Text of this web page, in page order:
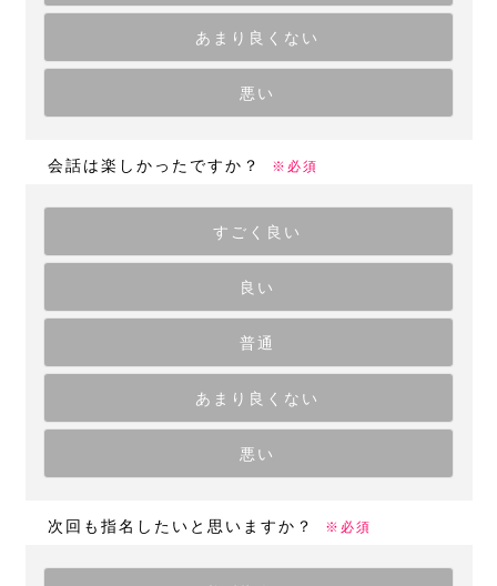
あまり良くない
悪い
会話は楽しかったですか？ ※必須
すごく良い
良い
普通
あまり良くない
悪い
次回も指名したいと思いますか？ ※必須